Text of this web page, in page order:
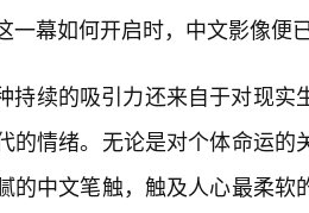
一幕如何开启时，中文影像便
持续的吸引力还来自于对现实
的情绪。无论是对个体命运
的中文笔触，触及人心最柔